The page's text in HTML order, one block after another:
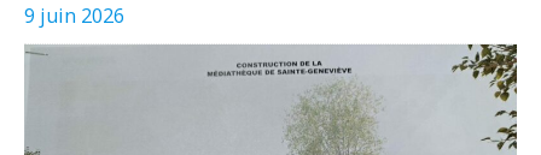
9 juin 2026